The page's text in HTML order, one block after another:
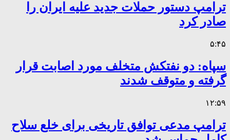
ترامپ دستور حملات جدید علیه ایران را
صادر کرد
۵:۴۵
سپاه: دو نفتکش متخلف مورد اصابت قرار
گرفته و متوقف شدند
۱۲:۵۹
ترامپ مدعی توافق تاریخی برای خلع سلاح